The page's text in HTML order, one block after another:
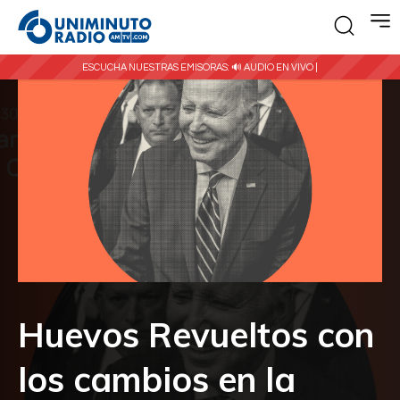
ESCUCHA NUESTRAS EMISORAS: 🔊 AUDIO EN VIVO |
Huevos Revueltos con
los cambios en la